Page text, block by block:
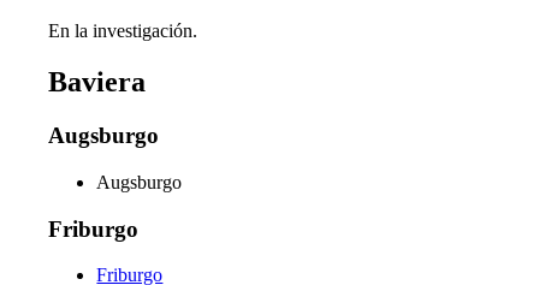
En la investigación.
Baviera
Augsburgo
Augsburgo
Friburgo
Friburgo